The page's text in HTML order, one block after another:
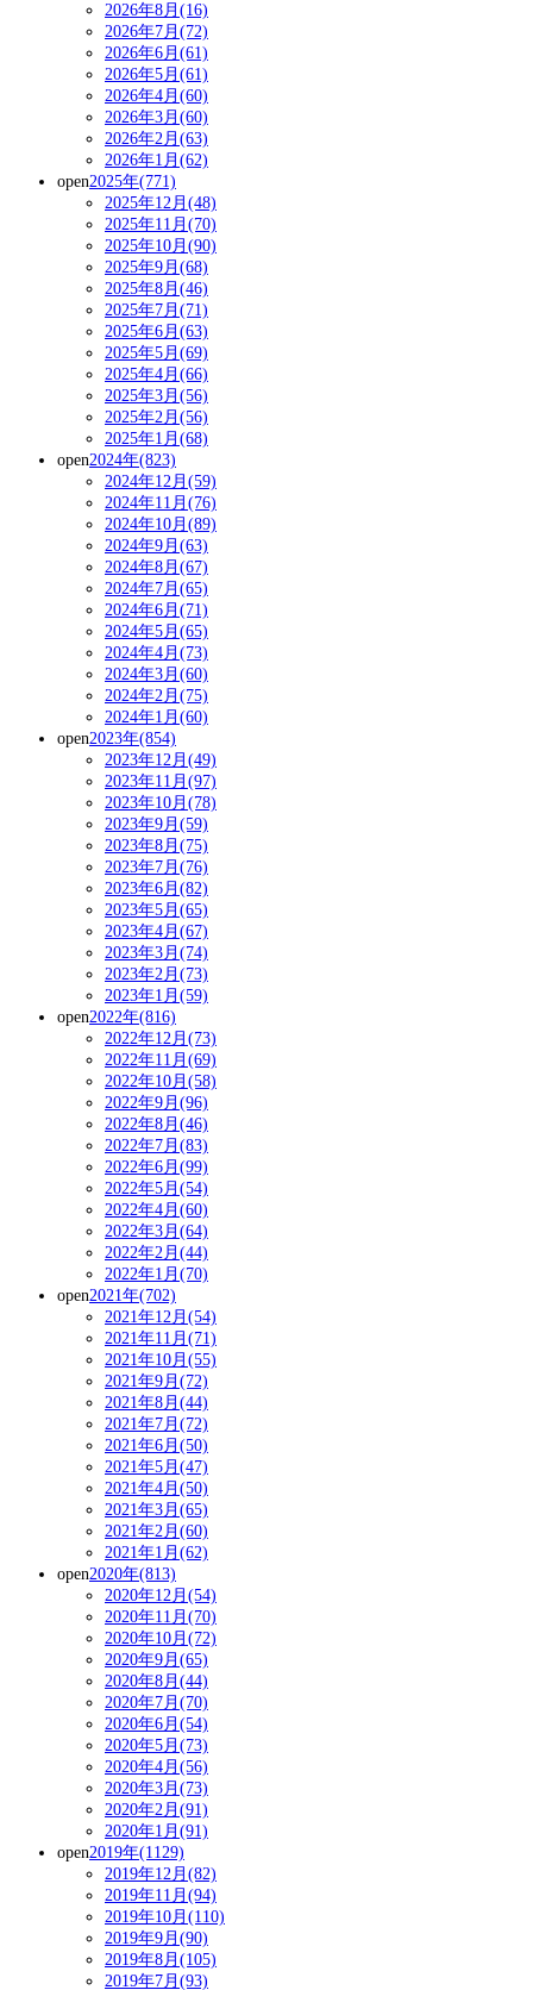
2026年8月(16)
2026年7月(72)
2026年6月(61)
2026年5月(61)
2026年4月(60)
2026年3月(60)
2026年2月(63)
2026年1月(62)
open2025年(771)
2025年12月(48)
2025年11月(70)
2025年10月(90)
2025年9月(68)
2025年8月(46)
2025年7月(71)
2025年6月(63)
2025年5月(69)
2025年4月(66)
2025年3月(56)
2025年2月(56)
2025年1月(68)
open2024年(823)
2024年12月(59)
2024年11月(76)
2024年10月(89)
2024年9月(63)
2024年8月(67)
2024年7月(65)
2024年6月(71)
2024年5月(65)
2024年4月(73)
2024年3月(60)
2024年2月(75)
2024年1月(60)
open2023年(854)
2023年12月(49)
2023年11月(97)
2023年10月(78)
2023年9月(59)
2023年8月(75)
2023年7月(76)
2023年6月(82)
2023年5月(65)
2023年4月(67)
2023年3月(74)
2023年2月(73)
2023年1月(59)
open2022年(816)
2022年12月(73)
2022年11月(69)
2022年10月(58)
2022年9月(96)
2022年8月(46)
2022年7月(83)
2022年6月(99)
2022年5月(54)
2022年4月(60)
2022年3月(64)
2022年2月(44)
2022年1月(70)
open2021年(702)
2021年12月(54)
2021年11月(71)
2021年10月(55)
2021年9月(72)
2021年8月(44)
2021年7月(72)
2021年6月(50)
2021年5月(47)
2021年4月(50)
2021年3月(65)
2021年2月(60)
2021年1月(62)
open2020年(813)
2020年12月(54)
2020年11月(70)
2020年10月(72)
2020年9月(65)
2020年8月(44)
2020年7月(70)
2020年6月(54)
2020年5月(73)
2020年4月(56)
2020年3月(73)
2020年2月(91)
2020年1月(91)
open2019年(1129)
2019年12月(82)
2019年11月(94)
2019年10月(110)
2019年9月(90)
2019年8月(105)
2019年7月(93)